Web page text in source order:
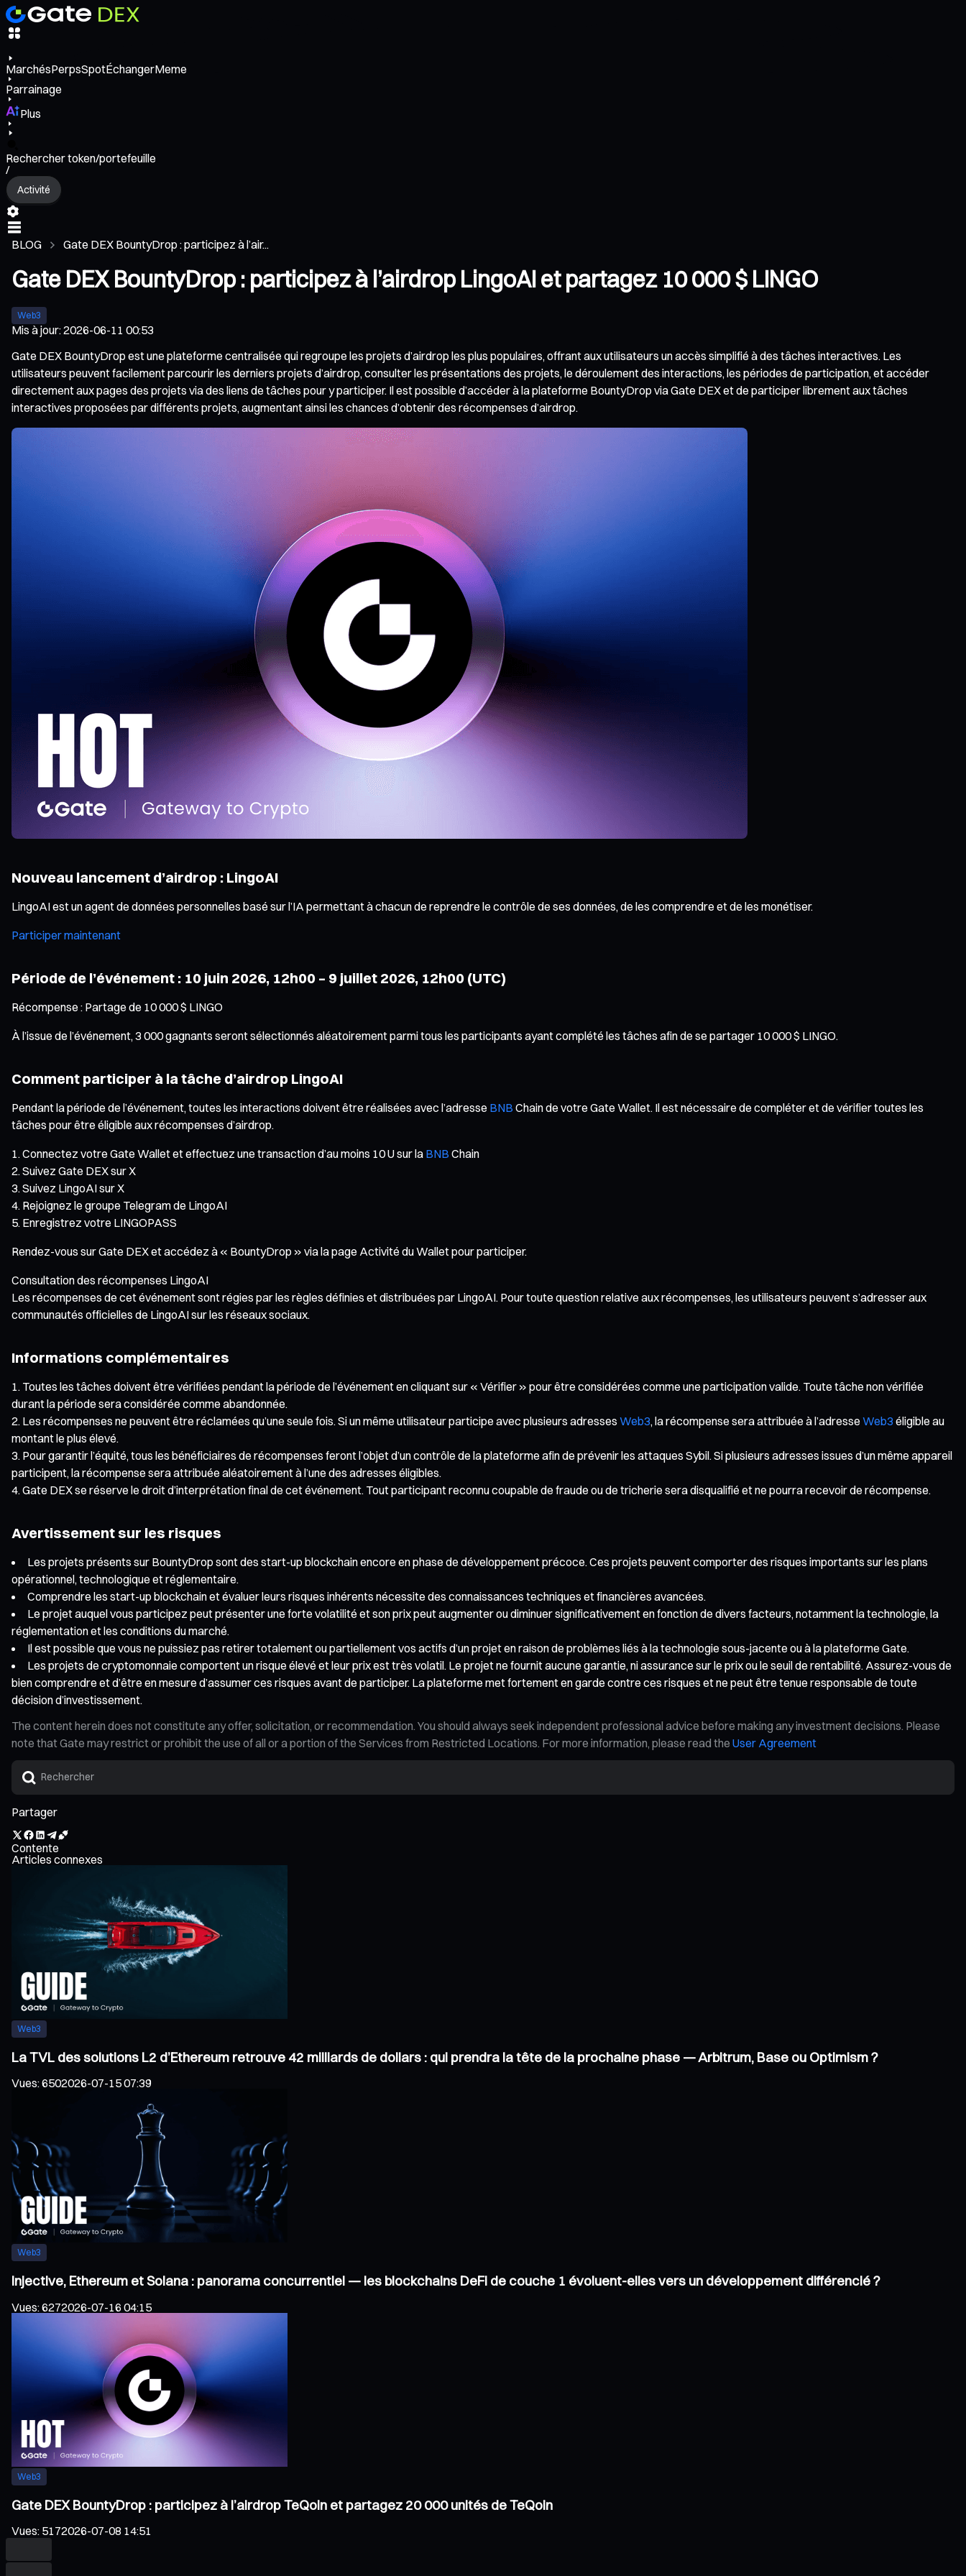
MarchésPerpsSpotÉchangerMeme
Parrainage
Plus
Rechercher token/portefeuille
/
Activité
BLOG Gate DEX BountyDrop : participez à l’air...
Gate DEX BountyDrop : participez à l’airdrop LingoAI et partagez 10 000 $ LINGO
Web3
Mis à jour:2026-06-11 00:53
Gate DEX BountyDrop est une plateforme centralisée qui regroupe les projets d’airdrop les plus populaires, offrant aux utilisateurs un accès simplifié à des tâches interactives. Les
utilisateurs peuvent facilement parcourir les derniers projets d’airdrop, consulter les présentations des projets, le déroulement des interactions, les périodes de participation, et accéder
directement aux pages des projets via des liens de tâches pour y participer. Il est possible d’accéder à la plateforme BountyDrop via Gate DEX et de participer librement aux tâches
interactives proposées par différents projets, augmentant ainsi les chances d’obtenir des récompenses d’airdrop.
Nouveau lancement d’airdrop : LingoAI
LingoAI est un agent de données personnelles basé sur l’IA permettant à chacun de reprendre le contrôle de ses données, de les comprendre et de les monétiser.
Participer maintenant
Période de l’événement : 10 juin 2026, 12h00 – 9 juillet 2026, 12h00 (UTC)
Récompense : Partage de 10 000 $ LINGO
À l’issue de l’événement, 3 000 gagnants seront sélectionnés aléatoirement parmi tous les participants ayant complété les tâches afin de se partager 10 000 $ LINGO.
Comment participer à la tâche d’airdrop LingoAI
Pendant la période de l’événement, toutes les interactions doivent être réalisées avec l’adresse BNB Chain de votre Gate Wallet. Il est nécessaire de compléter et de vérifier toutes les
tâches pour être éligible aux récompenses d’airdrop.
Connectez votre Gate Wallet et effectuez une transaction d’au moins 10 U sur la BNB Chain
Suivez Gate DEX sur X
Suivez LingoAI sur X
Rejoignez le groupe Telegram de LingoAI
Enregistrez votre LINGOPASS
Rendez-vous sur Gate DEX et accédez à « BountyDrop » via la page Activité du Wallet pour participer.
Consultation des récompenses LingoAI
Les récompenses de cet événement sont régies par les règles définies et distribuées par LingoAI. Pour toute question relative aux récompenses, les utilisateurs peuvent s’adresser aux
communautés officielles de LingoAI sur les réseaux sociaux.
Informations complémentaires
Toutes les tâches doivent être vérifiées pendant la période de l’événement en cliquant sur « Vérifier » pour être considérées comme une participation valide. Toute tâche non vérifiée
durant la période sera considérée comme abandonnée.
Les récompenses ne peuvent être réclamées qu’une seule fois. Si un même utilisateur participe avec plusieurs adresses Web3, la récompense sera attribuée à l’adresse Web3 éligible au
montant le plus élevé.
Pour garantir l’équité, tous les bénéficiaires de récompenses feront l’objet d’un contrôle de la plateforme afin de prévenir les attaques Sybil. Si plusieurs adresses issues d’un même appareil
participent, la récompense sera attribuée aléatoirement à l’une des adresses éligibles.
Gate DEX se réserve le droit d’interprétation final de cet événement. Tout participant reconnu coupable de fraude ou de tricherie sera disqualifié et ne pourra recevoir de récompense.
Avertissement sur les risques
Les projets présents sur BountyDrop sont des start-up blockchain encore en phase de développement précoce. Ces projets peuvent comporter des risques importants sur les plans
opérationnel, technologique et réglementaire.
Comprendre les start-up blockchain et évaluer leurs risques inhérents nécessite des connaissances techniques et financières avancées.
Le projet auquel vous participez peut présenter une forte volatilité et son prix peut augmenter ou diminuer significativement en fonction de divers facteurs, notamment la technologie, la
réglementation et les conditions du marché.
Il est possible que vous ne puissiez pas retirer totalement ou partiellement vos actifs d’un projet en raison de problèmes liés à la technologie sous-jacente ou à la plateforme Gate.
Les projets de cryptomonnaie comportent un risque élevé et leur prix est très volatil. Le projet ne fournit aucune garantie, ni assurance sur le prix ou le seuil de rentabilité. Assurez-vous de
bien comprendre et d’être en mesure d’assumer ces risques avant de participer. La plateforme met fortement en garde contre ces risques et ne peut être tenue responsable de toute
décision d’investissement.
The content herein does not constitute any offer, solicitation, or recommendation. You should always seek independent professional advice before making any investment decisions. Please
note that Gate may restrict or prohibit the use of all or a portion of the Services from Restricted Locations. For more information, please read the User Agreement
Partager
Contente
Articles connexes
Web3
La TVL des solutions L2 d’Ethereum retrouve 42 milliards de dollars : qui prendra la tête de la prochaine phase — Arbitrum, Base ou Optimism ?
Vues:6502026-07-15 07:39
Web3
Injective, Ethereum et Solana : panorama concurrentiel — les blockchains DeFi de couche 1 évoluent-elles vers un développement différencié ?
Vues:6272026-07-16 04:15
Web3
Gate DEX BountyDrop : participez à l’airdrop TeQoin et partagez 20 000 unités de TeQoin
Vues: 5172026-07-08 14:51